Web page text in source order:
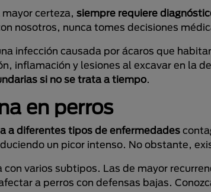
certeza, siempre requiere
nosotros, nunca tomes decisiones
infección causada por ácaros que
inflamación y lesiones al excavar en la
si no se trata a tiempo.
en perros
a diferentes tipos de enfermedades
un picor intenso. No obstante,
varios subtipos. Las de mayor
a perros con defensas bajas.